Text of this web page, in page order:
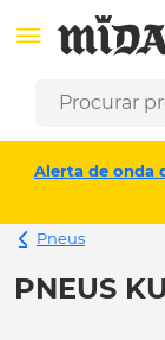
Alerta de onda
Pneus
PNEUS